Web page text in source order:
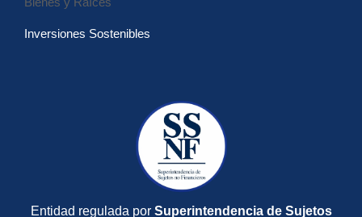
Inversiones Sostenibles
Entidad regulada por Superintendencia de Sujetos